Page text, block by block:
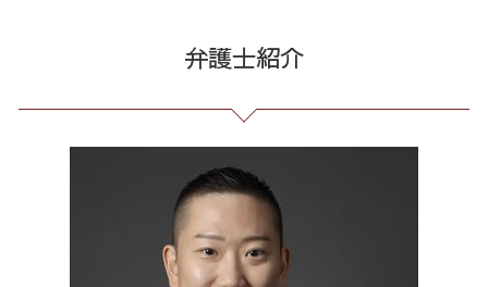
サクラ 詐欺 返金
出資 詐欺
自己破産 期間 免責
借金 債務整理 メリット
債務整理 借金 金額
破産法 自己破産
借金 督促状
債務整理 自己破産 連帯保証人
セクハラ 相談 解決
顧問 弁護士 メリット
企業 法務 部
長 時間 労働 問題
残業代 未払い
残業 未払い 請求
予防法務 とは
誹謗中傷 相談
ネット 誹謗中傷
誹謗中傷 被害
爆サイ 誹謗中傷
誹謗中傷 罪
Twitter 誹謗中傷
架空請求 全国 相談
契約書作成 港区 相談
過払い金請求 23区 相談
企業法務 東京都 相談
契約書作成 東京都 相談
破産 問題 東京都 相談
リーガルチェック 全国 相談
労働問題 東京都 弁護士
弁護士紹介